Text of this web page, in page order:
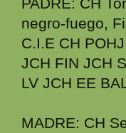
negro-fuego,
C.I.E CH
JCH FIN JCH
LV JCH EE
MADRE: CH